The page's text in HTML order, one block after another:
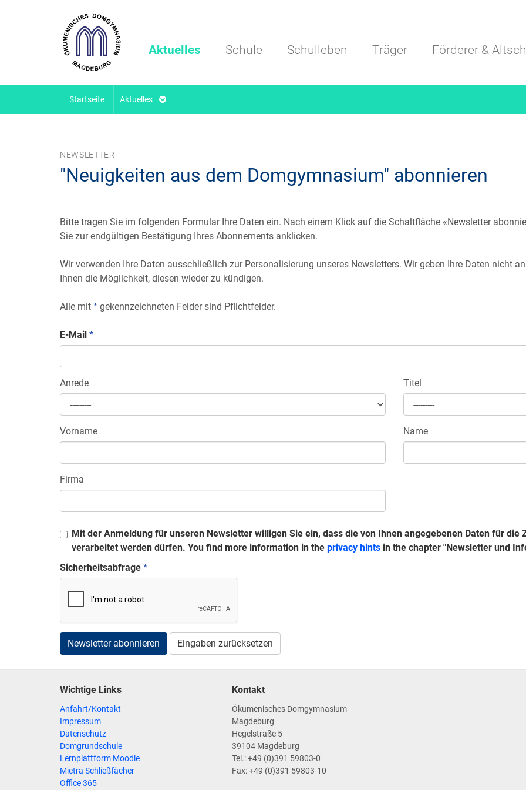
Aktuelles Schule Schulleben Träger Förderer &
Startseite Aktuelles
NEWSLETTER
"Neuigkeiten aus dem Domgymnasium" abonnieren
Bitte tragen Sie im folgenden Formular Ihre Daten ein. Nach einem Klick auf die Schaltfläche «Newsletter
Sie zur endgültigen Bestätigung Ihres Abonnements anklicken.
Wir verwenden Ihre Daten ausschließlich zur Personalisierung unseres Newsletters. Wir geben Ihre Daten nicht
Ihnen die Möglichkeit, diesen wieder zu kündigen.
Alle mit * gekennzeichneten Felder sind Pflichtfelder.
E-Mail *
Anrede Titel
Vorname Name
Firma
Mit der Anmeldung für unseren Newsletter willigen Sie ein, dass die von Ihnen angegebenen Daten für die
verarbeitet werden dürfen. You find more information in the privacy hints in the chapter "Newsletter und
Sicherheitsabfrage *
Newsletter abonnieren Eingaben zurücksetzen
Wichtige Links
Anfahrt/Kontakt
Impressum
Datenschutz
Domgrundschule
Lernplattform Moodle
Mietra Schließfächer
Office 365
Kontakt
Ökumenisches Domgymnasium
Magdeburg
Hegelstraße 5
39104 Magdeburg
Tel.: +49 (0)391 59803-0
Fax: +49 (0)391 59803-10